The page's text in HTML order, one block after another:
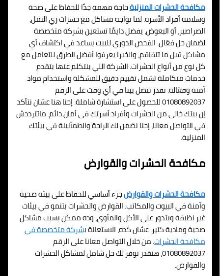
مكافحة الحشرات المنزليةحاجة مهمة جدًا للحفاظ على صحة
وسلامة أفراد الأسرة. لما تواجه مشاكل مع حشرات زي النمل،
الصراصير، أو البعوض، يفضل دايمًا تستعين بشركة متخصصة
لضمان حل فعّال. الفحص الدوري للبيت يساعد في اكتشاف أي
مشاكل قبل ما تتفاقم، والخبرا يعرفوا أفضل الطرق للتعامل مع
كل نوع من أنواع الحشرات. الشركة اللي بنتكلم عنها بتقدم
خدمات متكاملة تشمل تقييم دقيق للمشكلة واستخدام مواد
آمنة وفعّالة. تقدر تتصل بينا في أي وقت على الرقم
01080892037 للحصول على استشارة شاملة. إحنا هنا عشان نتأكد
إن بيتك خالي من الحشرات وأفراد أسرتك في أمان دائم. ماتترددش
في التواصل معانا، إحنا نضمن لك الراحة والطمأنينة في بيئتك
المنزلية.
مكافحة الحشرات والقوارض
مكافحة الحشرات والقوارضجزء أساسي للحفاظ على بيئة صحية
وآمنة في البيوت والمكاتب. القوارض والحشرات بتنمو في بيئات
غير نظيفة وبتدور على الأكل والمأوى، وده ممكن يسبب مشاكل
صحية ومادية كتير. عشان كده، الاستعانة بشركة متخصصة في
مكافحة الحشرات. من خلال التواصل معانا على الرقم
01080892037، هنقدر نوفر لك حل شامل لمشاكل الحشرات
والقوارض.